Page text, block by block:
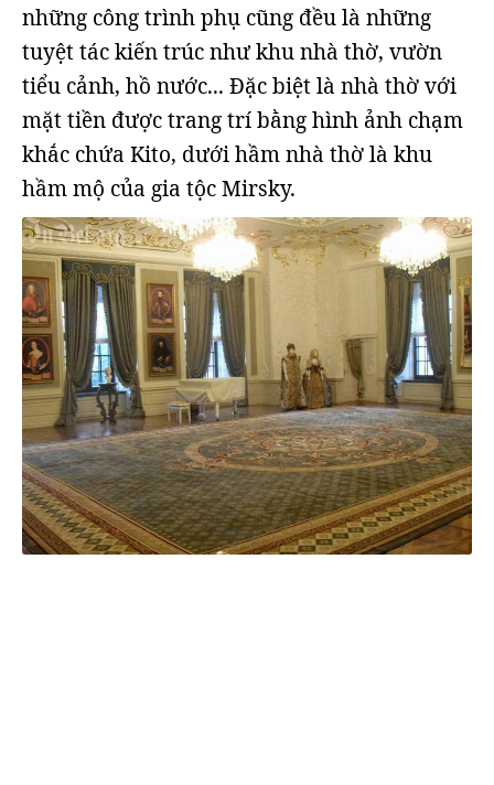
những công trình phụ cũng đều là những
tuyệt tác kiến trúc như khu nhà thờ, vườn
tiểu cảnh, hồ nước... Đặc biệt là nhà thờ với
mặt tiền được trang trí bằng hình ảnh chạm
khắc chứa Kito, dưới hầm nhà thờ là khu
hầm mộ của gia tộc Mirsky.